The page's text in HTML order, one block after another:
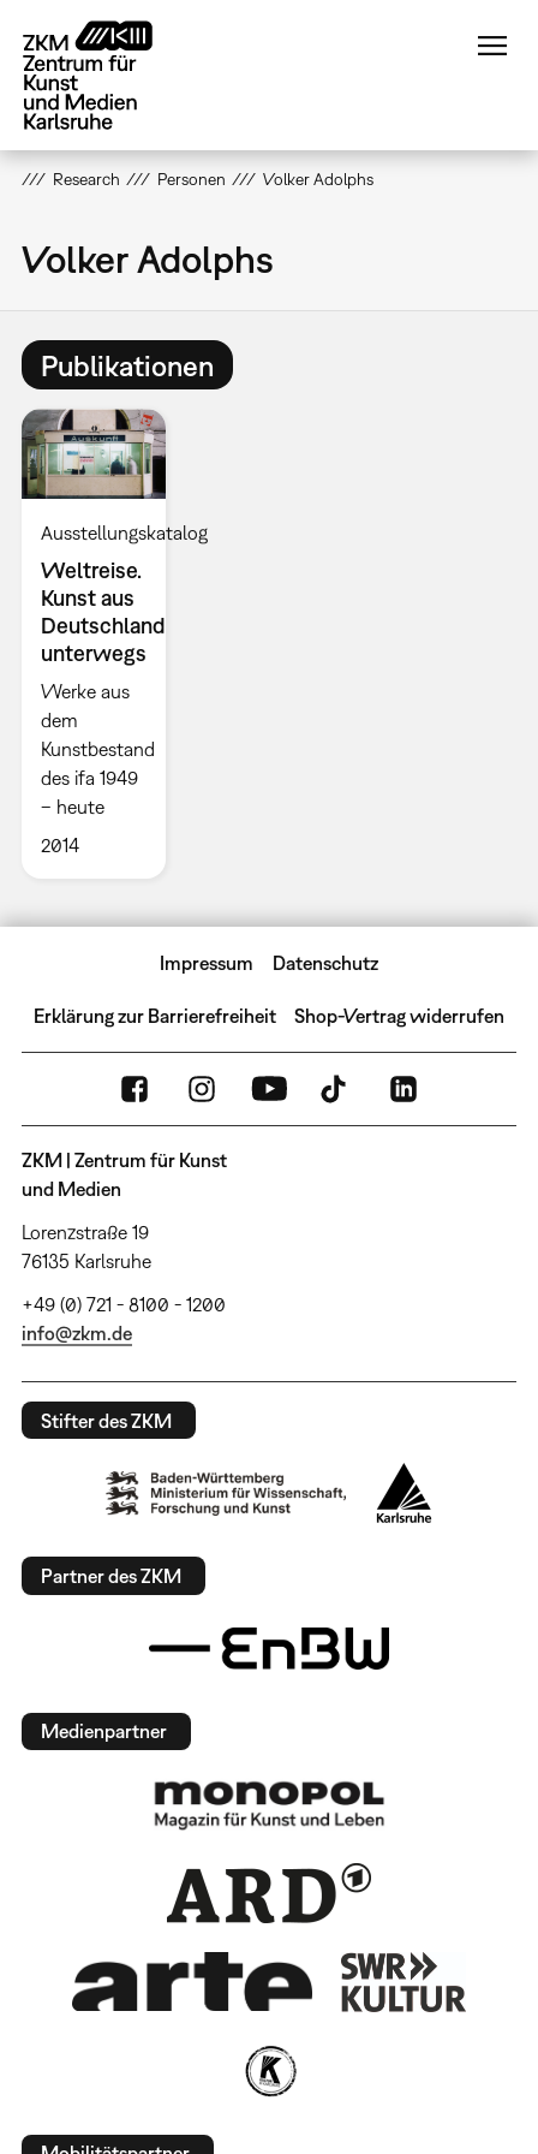
zum
Inhalt
Research Personen Volker Adolphs
Volker Adolphs
Publikationen
Ausstellungskatalog
Weltreise.
Kunst aus
Deutschland
unterwegs
Werke aus
dem
Kunstbestand
des ifa 1949
– heute
2014
Impressum Datenschutz
Erklärung zur Barrierefreiheit Shop-Vertrag widerrufen
ZKM | Zentrum für Kunst
und Medien
Lorenzstraße 19
76135 Karlsruhe
+49 (0) 721 - 8100 - 1200
info@zkm.de
Stifter des ZKM
Partner des ZKM
Medienpartner